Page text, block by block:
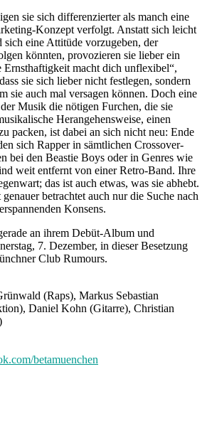
sie sich differenzierter als manch eine
Konzept verfolgt. Anstatt sich leicht
sich eine Attitüde vorzugeben, der
könnten, provozieren sie lieber ein
Ernsthaftigkeit macht dich unflexibel“,
sie sich lieber nicht festlegen, sondern
sie auch mal versagen können. Doch eine
Musik die nötigen Furchen, die sie
Herangehensweise, einen
packen, ist dabei an sich nicht neu: Ende
sich Rapper in sämtlichen Crossover-
bei den Beastie Boys oder in Genres wie
weit entfernt von einer Retro-Band. Ihre
das ist auch etwas, was sie abhebt.
betrachtet auch nur die Suche nach
Konsens.
an ihrem Debüt-Album und
7. Dezember, in dieser Besetzung
Club Rumours.
(Raps), Markus Sebastian
Daniel Kohn (Gitarre), Christian
betamuenchen